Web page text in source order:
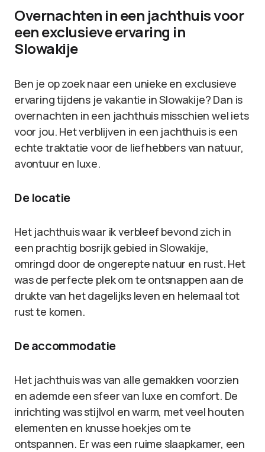
Overnachten in een jachthuis voor
een exclusieve ervaring in
Slowakije
Ben je op zoek naar een unieke en exclusieve
ervaring tijdens je vakantie in Slowakije? Dan is
overnachten in een jachthuis misschien wel iets
voor jou. Het verblijven in een jachthuis is een
echte traktatie voor de liefhebbers van natuur,
avontuur en luxe.
De locatie
Het jachthuis waar ik verbleef bevond zich in
een prachtig bosrijk gebied in Slowakije,
omringd door de ongerepte natuur en rust. Het
was de perfecte plek om te ontsnappen aan de
drukte van het dagelijks leven en helemaal tot
rust te komen.
De accommodatie
Het jachthuis was van alle gemakken voorzien
en ademde een sfeer van luxe en comfort. De
inrichting was stijlvol en warm, met veel houten
elementen en knusse hoekjes om te
ontspannen. Er was een ruime slaapkamer, een